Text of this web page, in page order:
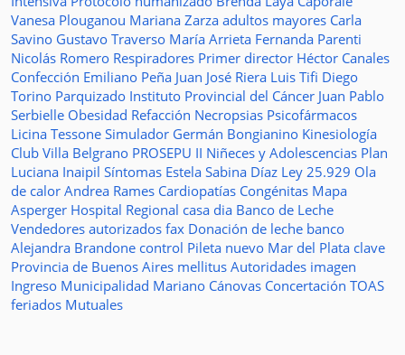
Vanesa Plouganou Mariana Zarza adultos mayores Carla
Savino Gustavo Traverso María Arrieta Fernanda Parenti
Nicolás Romero Respiradores Primer director Héctor Canales
Confección Emiliano Peña Juan José Riera Luis Tifi Diego
Torino Parquizado Instituto Provincial del Cáncer Juan Pablo
Serbielle Obesidad Refacción Necropsias Psicofármacos
Licina Tessone Simulador Germán Bongianino Kinesiología
Club Villa Belgrano PROSEPU II Niñeces y Adolescencias Plan
Luciana Inaipil Síntomas Estela Sabina Díaz Ley 25.929 Ola
de calor Andrea Rames Cardiopatías Congénitas Mapa
Asperger Hospital Regional casa dia Banco de Leche
Vendedores autorizados fax Donación de leche banco
Alejandra Brandone control Pileta nuevo Mar del Plata clave
Provincia de Buenos Aires mellitus Autoridades imagen
Ingreso Municipalidad Mariano Cánovas Concertación TOAS
feriados Mutuales